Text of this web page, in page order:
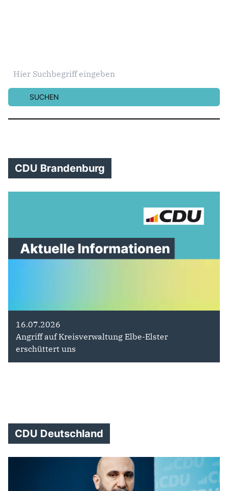
SUCHEN
CDU Brandenburg
16.07.2026
Angriff auf Kreisverwaltung Elbe-Elster
erschüttert uns
CDU Deutschland